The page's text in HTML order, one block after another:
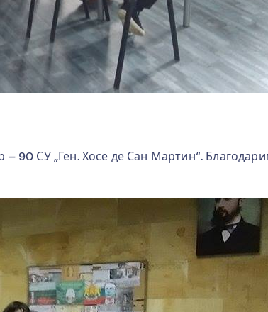
– 90 СУ „Ген. Хосе де Сан Мартин“.